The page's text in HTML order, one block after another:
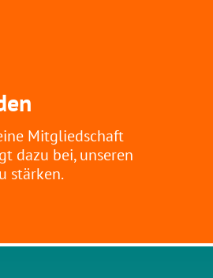
Mitgliedschaft
dazu bei, unseren
stärken.